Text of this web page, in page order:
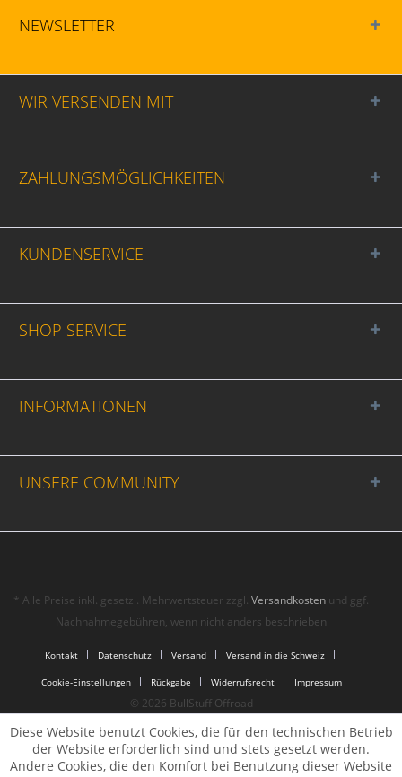
NEWSLETTER
WIR VERSENDEN MIT
ZAHLUNGSMÖGLICHKEITEN
KUNDENSERVICE
SHOP SERVICE
INFORMATIONEN
UNSERE COMMUNITY
* Alle Preise inkl. gesetzl. Mehrwertsteuer zzgl.Versandkosten und ggf.
Nachnahmegebühren, wenn nicht anders beschrieben
Kontakt Datenschutz Versand Versand in die Schweiz
Cookie-Einstellungen Rückgabe Widerrufsrecht Impressum
© 2026 BullStuff Offroad
Diese Website benutzt Cookies, die für den technischen Betrieb
der Website erforderlich sind und stets gesetzt werden.
Andere Cookies, die den Komfort bei Benutzung dieser Website